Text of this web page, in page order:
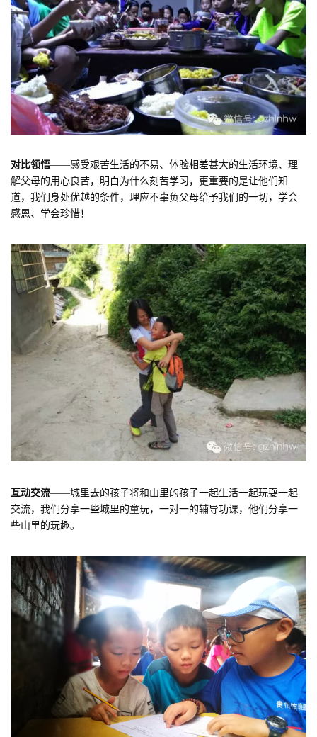
对比领悟——感受艰苦生活的不易、体验相差甚大的生活环境、理
解父母的用心良苦，明白为什么刻苦学习，更重要的是让他们知
道，我们身处优越的条件，理应不辜负父母给予我们的一切，学会
感恩、学会珍惜！
互动交流——城里去的孩子将和山里的孩子一起生活一起玩耍一起
交流，我们分享一些城里的童玩，一对一的辅导功课，他们分享一
些山里的玩趣。